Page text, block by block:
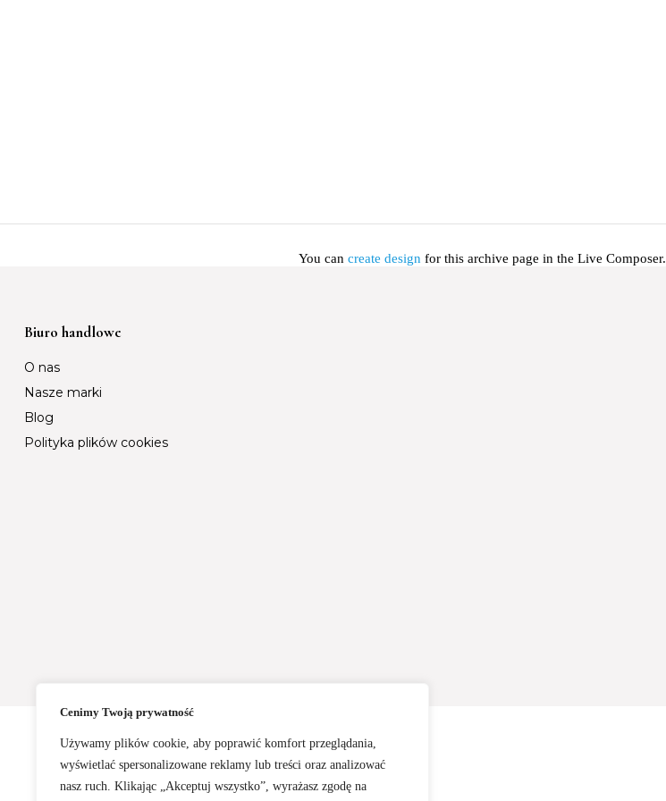
Cenimy Twoją prywatność
Używamy plików cookie, aby poprawić komfort przeglądania,
wyświetlać spersonalizowane reklamy lub treści oraz analizować
nasz ruch. Klikając „Akceptuj wszystko”, wyrażasz zgodę na
You can create design for this archive page in the Live Composer.
Biuro handlowe
O nas
Nasze marki
Blog
Polityka plików cookies